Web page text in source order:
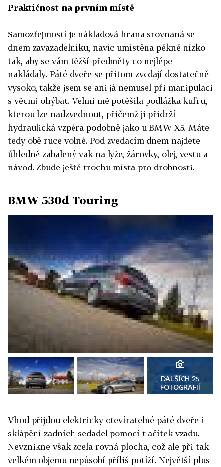
Praktičnost na prvním místě
Samozřejmostí je nákladová hrana srovnaná se
dnem zavazadelníku, navíc umístěna pěkně nízko
tak, aby se vám těžší předměty co nejlépe
nakládaly. Páté dveře se přitom zvedají dostatečně
vysoko, takže jsem se ani já nemusel při manipulaci
s věcmi ohýbat. Velmi mě potěšila podlážka kufru,
kterou lze nadzvednout, přičemž ji přidrží
hydraulická vzpěra podobně jako u BMW X5. Máte
tedy obě ruce volné. Pod zvedacím dnem najdete
úhledně zabalený vak na lyže, žárovky, olej, vestu a
návod. Zbude ještě trochu místa pro drobnosti.
BMW 530d Touring
DALŠÍCH 25
FOTOGRAFIÍ
Vhod přijdou elektricky otevíratelné páté dveře i
sklápění zadních sedadel pomocí tlačítek vzadu.
Nevznikne však zcela rovná plocha, což ale při tak
velkém objemu nepůsobí příliš potíží. Největší plus